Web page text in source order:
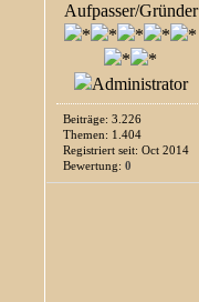
Aufpasser/Gründer
Beiträge: 3.226
Themen: 1.404
Registriert seit: Oct 2014
Bewertung: 0